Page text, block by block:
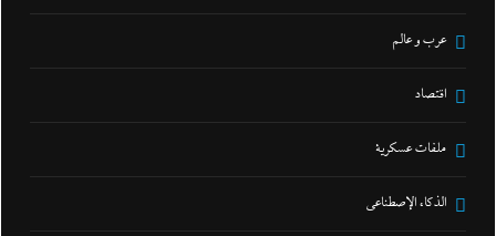
عرب و عالم
اقتصاد
ملفات عسكرية
الذكاء الإصطناعي